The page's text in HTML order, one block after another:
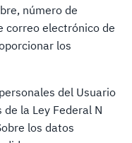
número de
correo electrónico de
los
del Usuario
la Ley Federal N
los datos